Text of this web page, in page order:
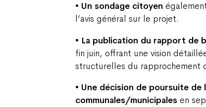
• Un sondage citoyen
l’avis général sur le projet.
• La publication du rapport de
fin juin, offrant une vision
structurelles du rapprochement
• Une décision de poursuite de
communales/municipales en